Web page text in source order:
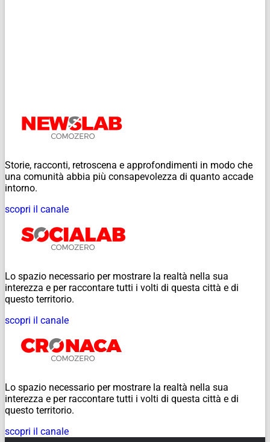
Storie, racconti, retroscena e approfondimenti in modo che
una comunità abbia più consapevolezza di quanto accade
intorno.
scopri il canale
Lo spazio necessario per mostrare la realtà nella sua
interezza e per raccontare tutti i volti di questa città e di
questo territorio.
scopri il canale
Lo spazio necessario per mostrare la realtà nella sua
interezza e per raccontare tutti i volti di questa città e di
questo territorio.
scopri il canale